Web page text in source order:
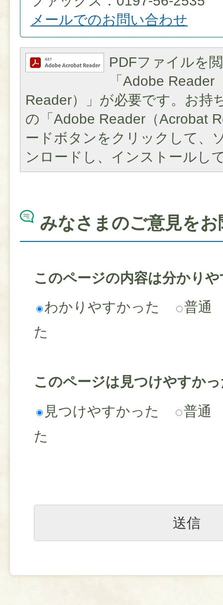
メールでのお問い合わせ
PDFファイルを
「Adobe Reader
Reader）」が必要です。お持
の「Adobe Reader（Acrobat
ードボタンをクリックして、
ンロードし、インストールし
みなさまのご意見を
このページの内容は分かり
わかりやすかった
普通
た
このページは見つけやすか
見つけやすかった
普通
た